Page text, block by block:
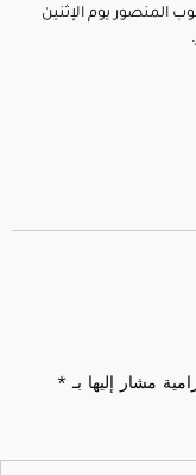
المنصور يوم الإثنين
مشار إليها بـ *